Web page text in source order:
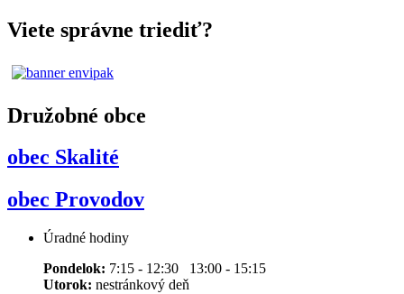
Viete správne triediť?
Družobné obce
obec Skalité
obec Provodov
Úradné hodiny
Pondelok: 7:15 - 12:30 13:00 - 15:15
Utorok: nestránkový deň